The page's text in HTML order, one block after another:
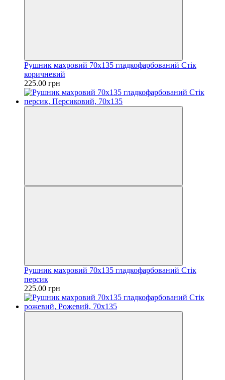
Рушник махровий 70х135 гладкофарбований Стік
коричневий
225.00 грн
Рушник махровий 70х135 гладкофарбований Стік
персик
225.00 грн